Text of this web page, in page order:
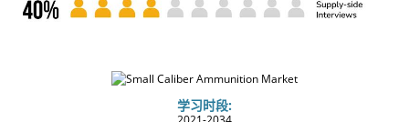
学习时段: